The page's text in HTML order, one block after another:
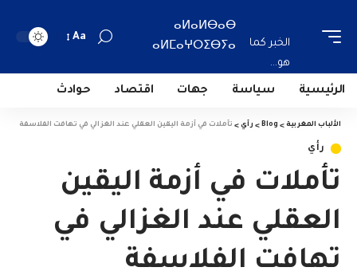
الخبر كما
هو...
ⴰⵍⴰⵍⴱⴰⴱ
ⴰⵍⵎⴰⵖⵔⵉⴱⵢⴰ
Aa
الرئيسية سياسة جهات اقتصاد حوادث
الألباب المغربية >
Blog
> رأي > تأملات في أزمة اليقين العقلي عند الغزالي في تهافت الفلاسفة
رأي
تأملات في أزمة اليقين
العقلي عند الغزالي في
تهافت الفلاسفة